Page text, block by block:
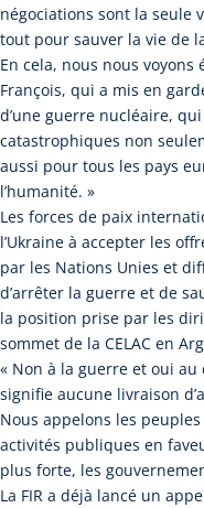
négociations sont la seule
tout pour sauver la vie de
En cela, nous nous
François, qui a mis en
d’une guerre nucléaire,
catastrophiques non
aussi pour tous les pays
l’humanité. »
Les forces de paix
l’Ukraine à accepter les
par les Nations Unies et
d’arrêter la guerre et de
la position prise par les
sommet de la CELAC en
« Non à la guerre et oui
signifie aucune livraison
Nous appelons les
activités publiques en
plus forte, les
La FIR a déjà lancé un